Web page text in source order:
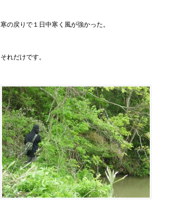
寒の戻りで１日中寒く風が強かった。
それだけです。